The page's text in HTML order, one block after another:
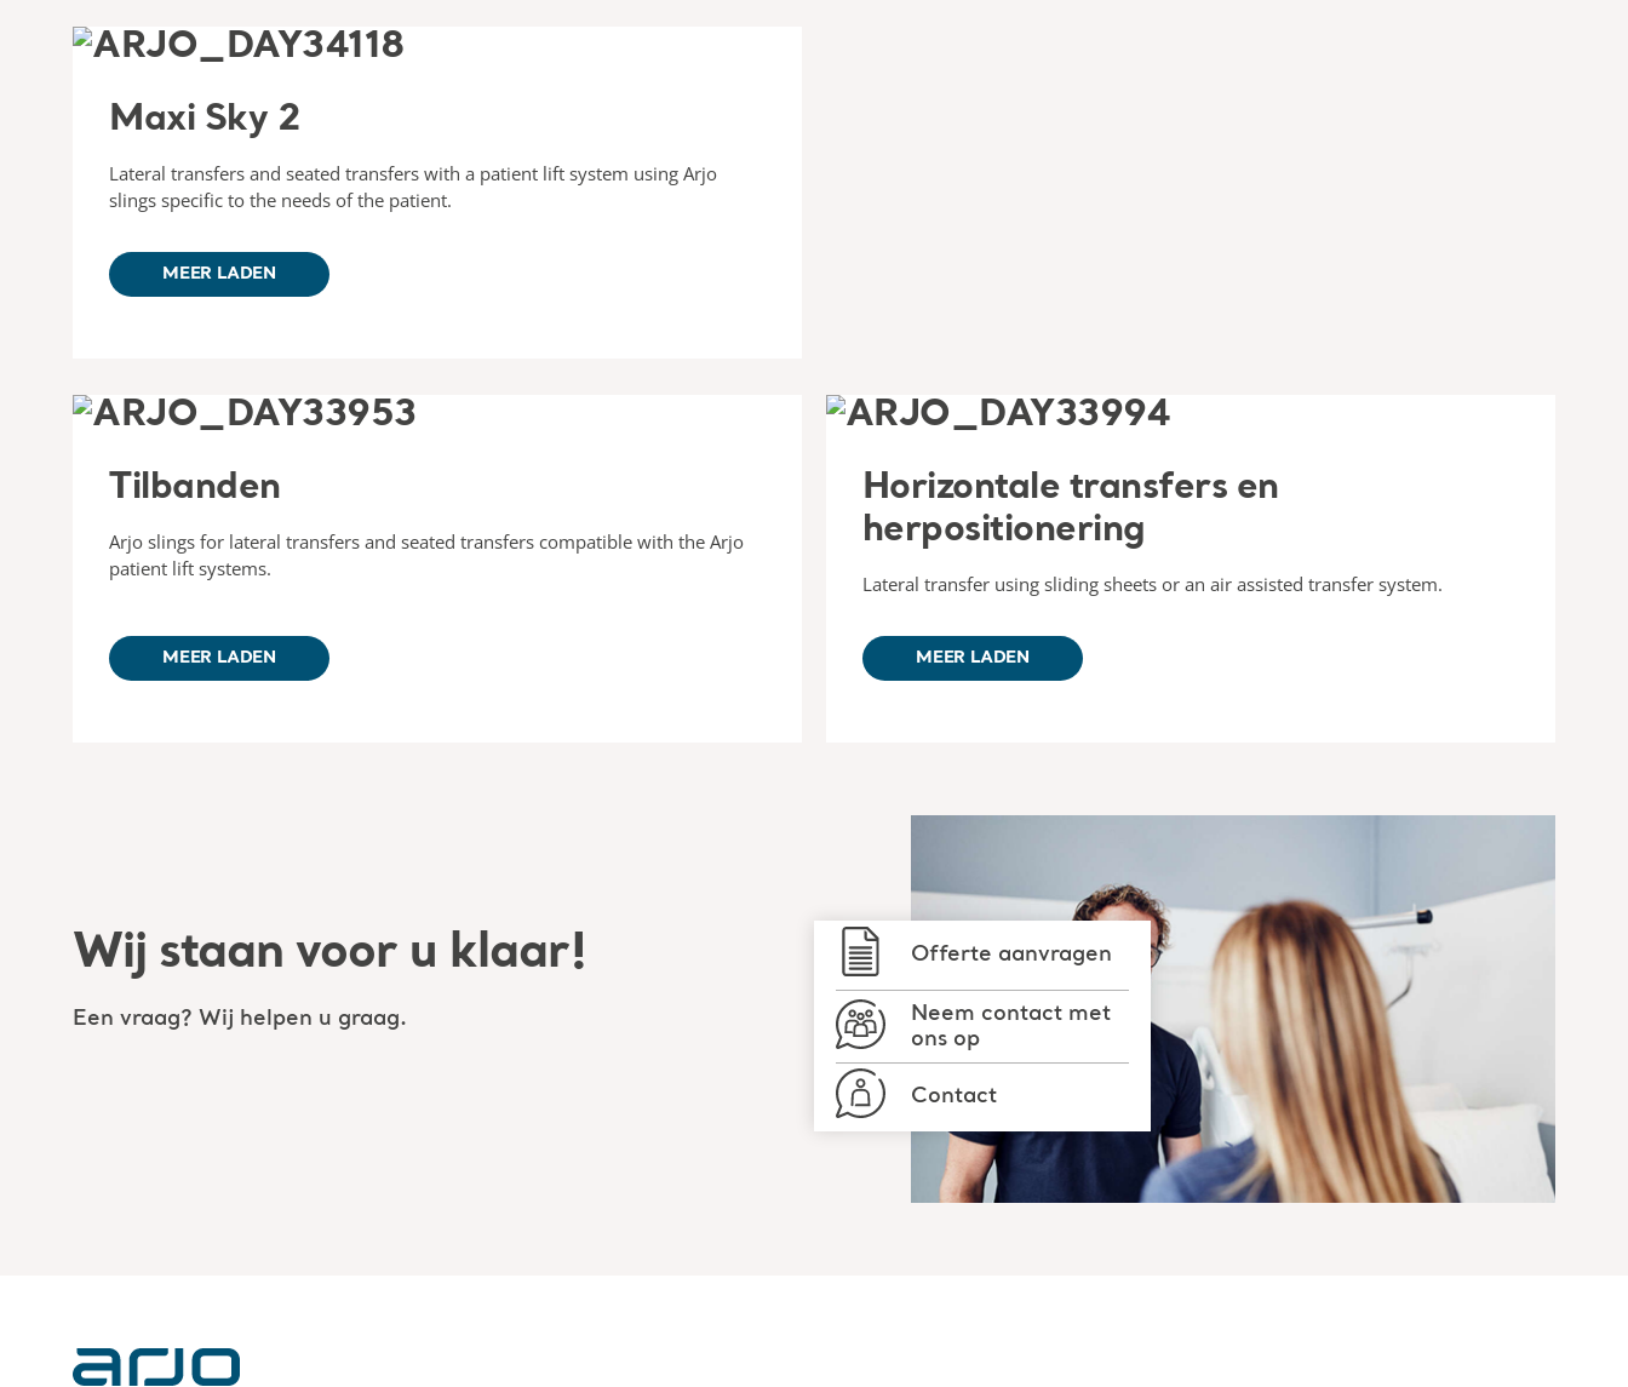
Maxi Sky 2
Lateral transfers and seated transfers with a patient lift system using Arjo
slings specific to the needs of the patient.
MEER LADEN
Tilbanden
Arjo slings for lateral transfers and seated transfers compatible with the Arjo
patient lift systems.
MEER LADEN
Horizontale transfers en
herpositionering
Lateral transfer using sliding sheets or an air assisted transfer system.
MEER LADEN
Wij staan voor u klaar!
Een vraag? Wij helpen u graag.
Offerte aanvragen
Neem contact met
ons op
Contact